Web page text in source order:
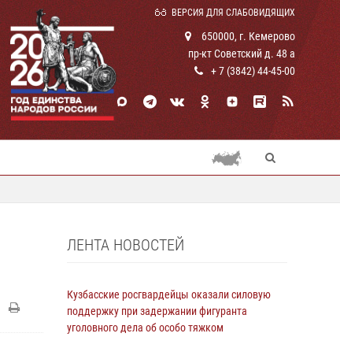
ВЕРСИЯ ДЛЯ СЛАБОВИДЯЩИХ
650000, г. Кемерово
пр-кт Советский д. 48 а
+ 7 (3842) 44-45-00
ЛЕНТА НОВОСТЕЙ
Кузбасские росгвардейцы оказали силовую
поддержку при задержании фигуранта
уголовного дела об особо тяжком